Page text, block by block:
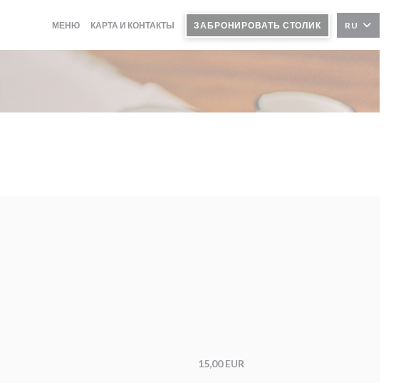
МЕНЮ КАРТА И КОНТАКТЫ ЗАБРОНИРОВАТЬ СТОЛИК RU
15,00 EUR